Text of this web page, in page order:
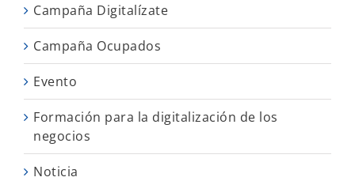
Campaña Digitalízate
Campaña Ocupados
Evento
Formación para la digitalización de los
negocios
Noticia